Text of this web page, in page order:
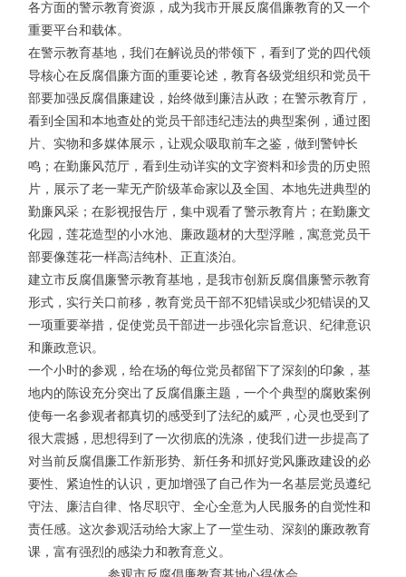
各方面的警示教育资源，成为我市开展反腐倡廉教育的又一个
重要平台和载体。
在警示教育基地，我们在解说员的带领下，看到了党的四代领
导核心在反腐倡廉方面的重要论述，教育各级党组织和党员干
部要加强反腐倡廉建设，始终做到廉洁从政；在警示教育厅，
看到全国和本地查处的党员干部违纪违法的典型案例，通过图
片、实物和多媒体展示，让观众吸取前车之鉴，做到警钟长
鸣；在勤廉风范厅，看到生动详实的文字资料和珍贵的历史照
片，展示了老一辈无产阶级革命家以及全国、本地先进典型的
勤廉风采；在影视报告厅，集中观看了警示教育片；在勤廉文
化园，莲花造型的小水池、廉政题材的大型浮雕，寓意党员干
部要像莲花一样高洁纯朴、正直淡泊。
建立市反腐倡廉警示教育基地，是我市创新反腐倡廉警示教育
形式，实行关口前移，教育党员干部不犯错误或少犯错误的又
一项重要举措，促使党员干部进一步强化宗旨意识、纪律意识
和廉政意识。
一个小时的参观，给在场的每位党员都留下了深刻的印象，基
地内的陈设充分突出了反腐倡廉主题，一个个典型的腐败案例
使每一名参观者都真切的感受到了法纪的威严，心灵也受到了
很大震撼，思想得到了一次彻底的洗涤，使我们进一步提高了
对当前反腐倡廉工作新形势、新任务和抓好党风廉政建设的必
要性、紧迫性的认识，更加增强了自己作为一名基层党员遵纪
守法、廉洁自律、恪尽职守、全心全意为人民服务的自觉性和
责任感。这次参观活动给大家上了一堂生动、深刻的廉政教育
课，富有强烈的感染力和教育意义。